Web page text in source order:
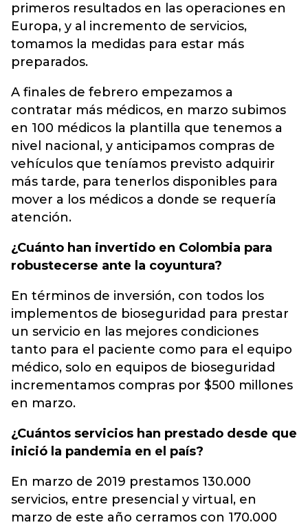
primeros resultados en las operaciones en
Europa, y al incremento de servicios,
tomamos la medidas para estar más
preparados.
A finales de febrero empezamos a
contratar más médicos, en marzo subimos
en 100 médicos la plantilla que tenemos a
nivel nacional, y anticipamos compras de
vehículos que teníamos previsto adquirir
más tarde, para tenerlos disponibles para
mover a los médicos a donde se requería
atención.
¿Cuánto han invertido en Colombia para
robustecerse ante la coyuntura?
En términos de inversión, con todos los
implementos de bioseguridad para prestar
un servicio en las mejores condiciones
tanto para el paciente como para el equipo
médico, solo en equipos de bioseguridad
incrementamos compras por $500 millones
en marzo.
¿Cuántos servicios han prestado desde que
inició la pandemia en el país?
En marzo de 2019 prestamos 130.000
servicios, entre presencial y virtual, en
marzo de este año cerramos con 170.000